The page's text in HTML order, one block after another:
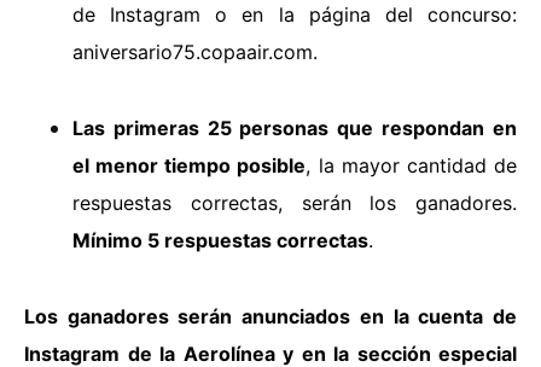
de Instagram o en la página del concurso:
aniversario75.copaair.com.
Las primeras 25 personas que respondan en
el menor tiempo posible, la mayor cantidad de
respuestas correctas, serán los ganadores.
Mínimo 5 respuestas correctas.
Los ganadores serán anunciados en la cuenta de
Instagram de la Aerolínea y en la sección especial